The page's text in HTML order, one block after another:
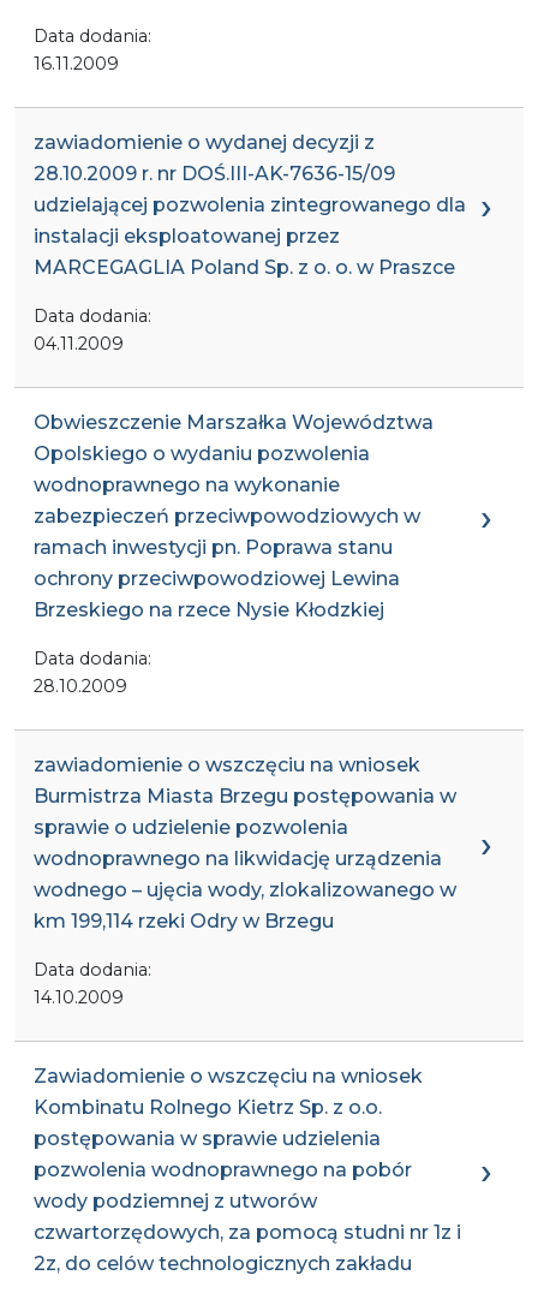
Data dodania:
16.11.2009
zawiadomienie o wydanej decyzji z
28.10.2009 r. nr DOŚ.III-AK-7636-15/09
udzielającej pozwolenia zintegrowanego dla
instalacji eksploatowanej przez
MARCEGAGLIA Poland Sp. z o. o. w Praszce
Data dodania:
04.11.2009
Obwieszczenie Marszałka Województwa
Opolskiego o wydaniu pozwolenia
wodnoprawnego na wykonanie
zabezpieczeń przeciwpowodziowych w
ramach inwestycji pn. Poprawa stanu
ochrony przeciwpowodziowej Lewina
Brzeskiego na rzece Nysie Kłodzkiej
Data dodania:
28.10.2009
zawiadomienie o wszczęciu na wniosek
Burmistrza Miasta Brzegu postępowania w
sprawie o udzielenie pozwolenia
wodnoprawnego na likwidację urządzenia
wodnego – ujęcia wody, zlokalizowanego w
km 199,114 rzeki Odry w Brzegu
Data dodania:
14.10.2009
Zawiadomienie o wszczęciu na wniosek
Kombinatu Rolnego Kietrz Sp. z o.o.
postępowania w sprawie udzielenia
pozwolenia wodnoprawnego na pobór
wody podziemnej z utworów
czwartorzędowych, za pomocą studni nr 1z i
2z, do celów technologicznych zakładu